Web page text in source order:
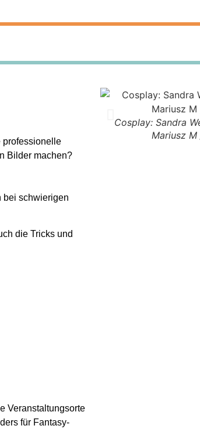
professionelle
Bilder machen?
bei schwierigen
die Tricks und
Veranstaltungsorte
für Fantasy-
Cosplay: Sandra
Mariusz